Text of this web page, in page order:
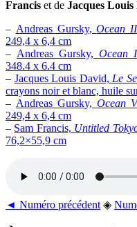
Francis et de Jacques Louis
– Andreas Gursky,Ocean II
249,4 x 6,4 cm
– Andreas Gursky,Ocean I
348.4 x 6.4 cm
– Jacques Louis David, Le
crayons noir et blanc, huile
– Andreas Gursky, Ocean
249,4 x 6,4 cm
– Sam Francis, Untitled
76,2×55,9 cm
◄ Numéro précédent ◈